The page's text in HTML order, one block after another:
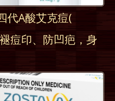
代A酸艾克痘(
痘印、防凹疤，身